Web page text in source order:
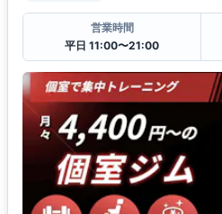
営業時間
平日 11:00〜21:00